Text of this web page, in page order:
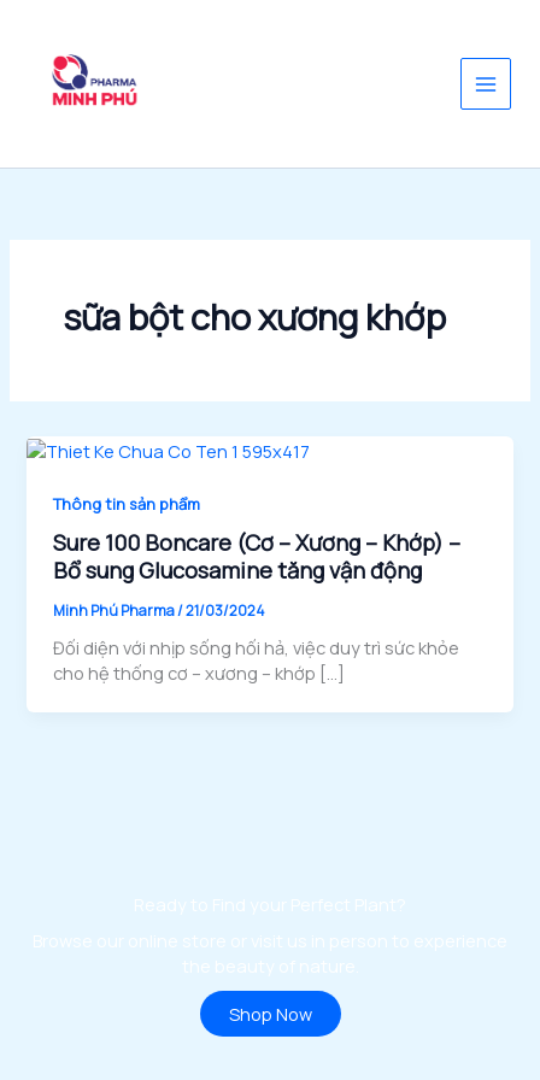
sữa bột cho xương khớp
Thông tin sản phẩm
Sure 100 Boncare (Cơ – Xương – Khớp) –
Bổ sung Glucosamine tăng vận động
Minh Phú Pharma/21/03/2024
Đối diện với nhịp sống hối hả, việc duy trì sức khỏe
cho hệ thống cơ – xương – khớp […]
Ready to Find your Perfect Plant?
Browse our online store or visit us in person to experience
the beauty of nature.
Shop Now